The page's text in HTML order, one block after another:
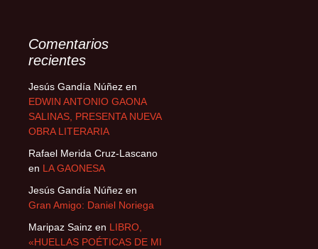
Comentarios
recientes
Jesús Gandía Núñez en
EDWIN ANTONIO GAONA
SALINAS, PRESENTA NUEVA
OBRA LITERARIA
Rafael Merida Cruz-Lascano
en LA GAONESA
Jesús Gandía Núñez en
Gran Amigo: Daniel Noriega
Maripaz Sainz en LIBRO,
«HUELLAS POÉTICAS DE MI